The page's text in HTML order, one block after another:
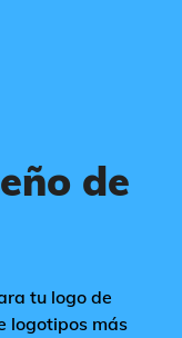
de
tu logo de
logotipos más